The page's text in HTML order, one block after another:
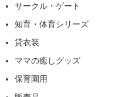
サークル・ゲート
知育・体育シリーズ
貸衣装
ママの癒しグッズ
保育園用